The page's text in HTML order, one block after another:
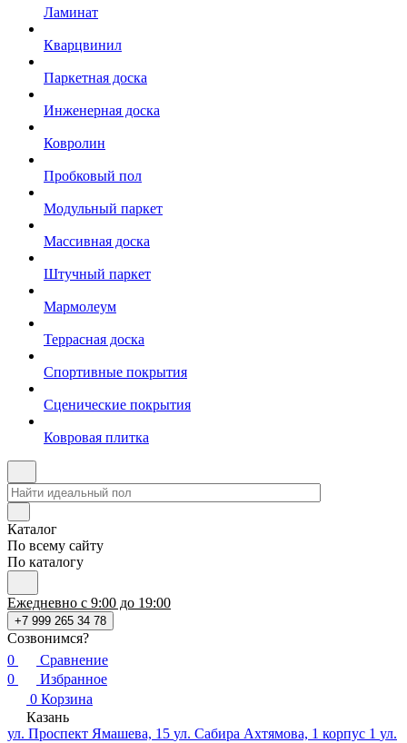
Ламинат
Кварцвинил
Паркетная доска
Инженерная доска
Ковролин
Пробковый пол
Модульный паркет
Массивная доска
Штучный паркет
Мармолеум
Террасная доска
Спортивные покрытия
Сценические покрытия
Ковровая плитка
Каталог
По всему сайту
По каталогу
Ежедневно с 9:00 до 19:00
+7 999 265 34 78
Созвонимся?
0
Сравнение
0
Избранное
0 Корзина
Казань
ул. Проспект Ямашева, 15 ул. Сабира Ахтямова, 1 корпус 1 ул.